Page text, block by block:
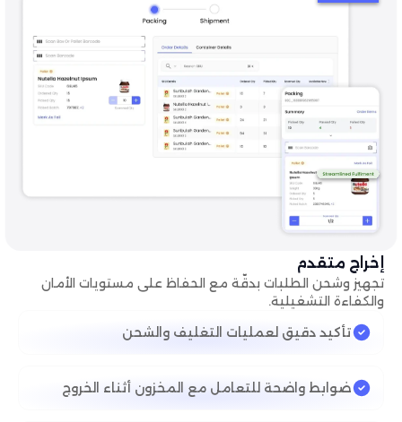
إخراج متقدم
تجهيز وشحن الطلبات بدقّة مع الحفاظ على مستويات الأمان
والكفاءة التشغيلية.
تأكيد دقيق لعمليات التغليف والشحن
ضوابط واضحة للتعامل مع المخزون أثناء الخروج